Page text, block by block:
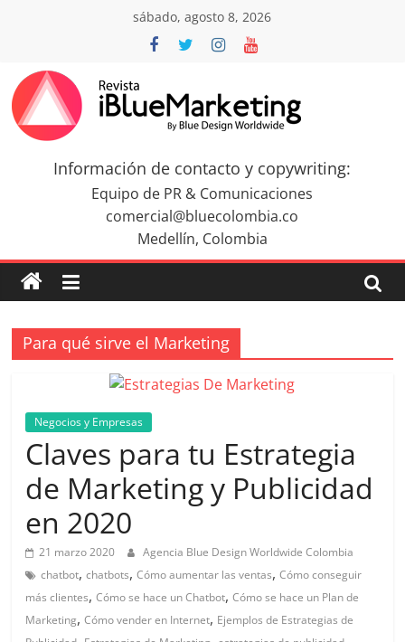
sábado, agosto 8, 2026
Revista
iBlue
Marketing
Colombia
|
Revistas
de
Marketing
en
Colombia
|
Información de contacto y copywriting:
Equipo de PR & Comunicaciones
comercial@bluecolombia.co
Medellín, Colombia
Para qué sirve el Marketing
Negocios y Empresas
Claves para tu Estrategia
de Marketing y Publicidad
en 2020
21 marzo 2020
Agencia Blue Design Worldwide Colombia
chatbot,chatbots,Cómo aumentar las ventas,Cómo conseguir
más clientes,Cómo se hace un Chatbot,Cómo se hace un Plan de
Marketing,Cómo vender en Internet, Ejemplos de Estrategias de